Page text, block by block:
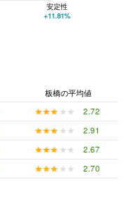
安定性
+11.81%
板橋の平均値
★★★★★
★★★★★
2.72
★★★★★
★★★★★
2.91
★★★★★
★★★★★
2.67
★★★★★
★★★★★ 2.70